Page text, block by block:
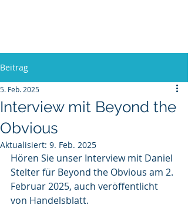
Beitrag
Interview mit Beyond the
Obvious
5. Feb. 2025
Aktualisiert: 9. Feb. 2025
Hören Sie unser Interview mit Daniel
Stelter für Beyond the Obvious am 2.
Februar 2025, auch veröffentlicht
von Handelsblatt.